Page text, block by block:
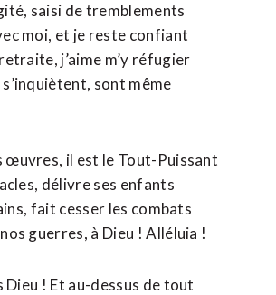
saisi de tremblements
moi, et je reste confiant
j’aime m’y réfugier
sont même
œuvres, il est le Tout-Puissant
délivre ses enfants
fait cesser les combats
guerres, à Dieu ! Alléluia !
Dieu ! Et au-dessus de tout